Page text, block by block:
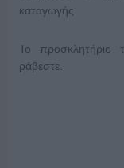
καταγωγής.
Το προσκλητήριο
ράβεστε.